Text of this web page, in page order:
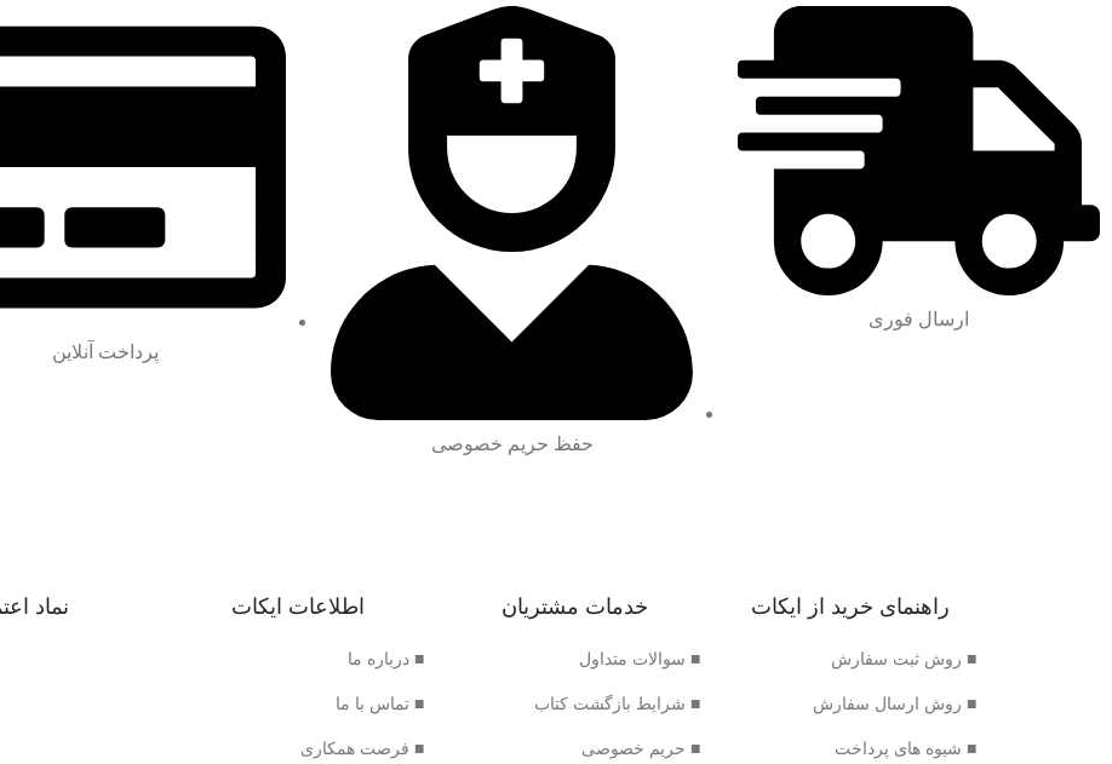
ارسال فوری
حفظ حریم خصوصی
پرداخت آنلاین
راهنمای خرید از ایکات
■ روش ثبت سفارش
■ روش ارسال سفارش
■ شیوه های پرداخت
خدمات مشتریان
■ سوالات متداول
■ شرایط بازگشت کتاب
■ حریم خصوصی
اطلاعات ایکات
■ درباره ما
■ تماس با ما
■ فرصت همکاری
نماد